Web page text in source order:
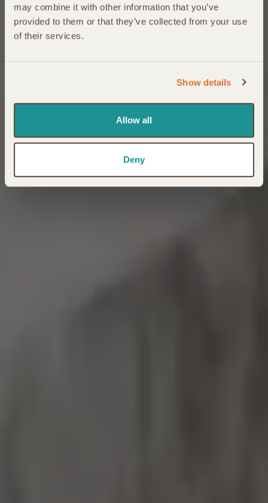
may combine it with other information that you’ve
provided to them or that they’ve collected from your use
of their services.
Show details
Allow all
Deny